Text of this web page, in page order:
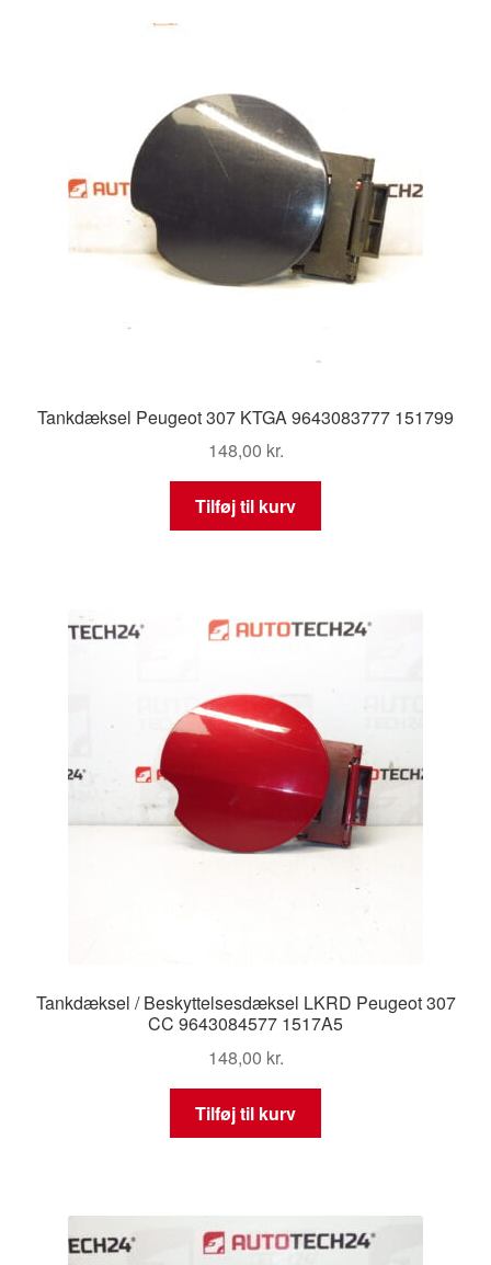
Tankdæksel Peugeot 307 KTGA 9643083777 151799
148,00 kr.
Tilføj til kurv
Tankdæksel / Beskyttelsesdæksel LKRD Peugeot 307
CC 9643084577 1517A5
148,00 kr.
Tilføj til kurv